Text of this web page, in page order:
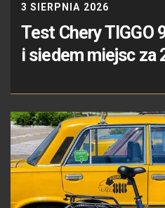
3 SIERPNIA 2026
Test Chery TIGGO
i siedem miejsc za